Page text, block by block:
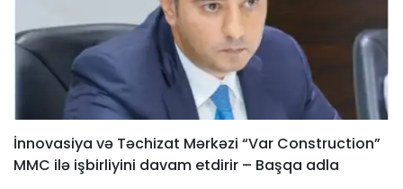
İnnovasiya və Təchizat Mərkəzi “Var Construction”
MMC ilə işbirliyini davam etdirir – Başqa adla